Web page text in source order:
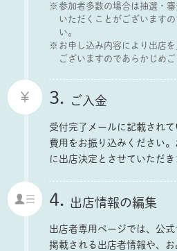
参加者多数の場合は抽選・
いただくことがございます
い。
お申し込み内容により出店
ございますのであらかじめご
3. ご入金
受付完了メールに記載され
費用をお振り込みください
に出店決定とさせていただき
4. 出店情報の編集
出店者専用ページでは、公
掲載される出店者情報や、